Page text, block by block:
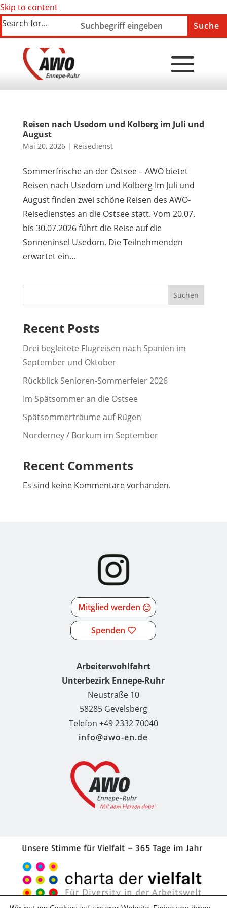
Skip to content
Search for...
Reisen nach Usedom und Kolberg im Juli und
August
Mai 20, 2026| Reisedienst
Sommerfrische an der Ostsee – AWO bietet
Reisen nach Usedom und Kolberg Im Juli und
August finden zwei schöne Reisen des AWO-
Reisedienstes an die Ostsee statt. Vom 20.07.
bis 30.07.2026 führt die Reise auf die
Sonneninsel Usedom. Die Teilnehmenden
erwartet ein...
Suchen
Recent Posts
Drei begleitete Flugreisen nach Spanien im
September und Oktober
Rückblick Senioren-Sommerfeier 2026
Im Spätsommer an die Ostsee
Spätsommerträume auf Rügen
Norderney / Borkum im September
Recent Comments
Es sind keine Kommentare vorhanden.
Mitglied werden
Spenden
Arbeiterwohlfahrt
Unterbezirk Ennepe-Ruhr
Neustraße 10
58285 Gevelsberg
Telefon +49 2332 70040
info@awo-en.de